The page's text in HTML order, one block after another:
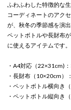
ふわふわした特徴的な
コーディネートのアク
が、秋冬の季節感を演出
ペットボトルや長財布
に使えるアイテムです。
・A4対応（22×31cm)
・長財布（10×20cm）
・ペットボトル横向き
・ペットボトル縦向き